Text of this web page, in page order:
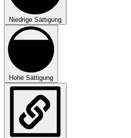
Niedrige Sättigung
Hohe Sättigung